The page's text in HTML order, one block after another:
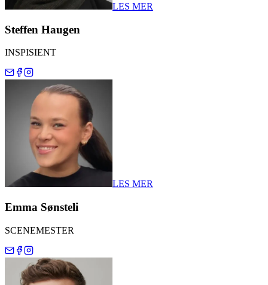
LES MER
Steffen Haugen
INSPISIENT
LES MER
Emma Sønsteli
SCENEMESTER